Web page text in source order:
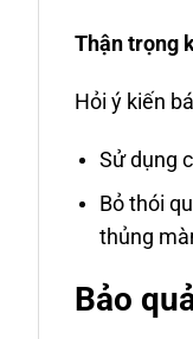
Thận trọng
Hỏi ý kiến
Sử dụng
Bỏ thói
thủng
Bảo